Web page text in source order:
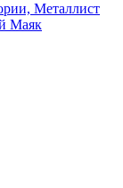
Металлист
Маяк